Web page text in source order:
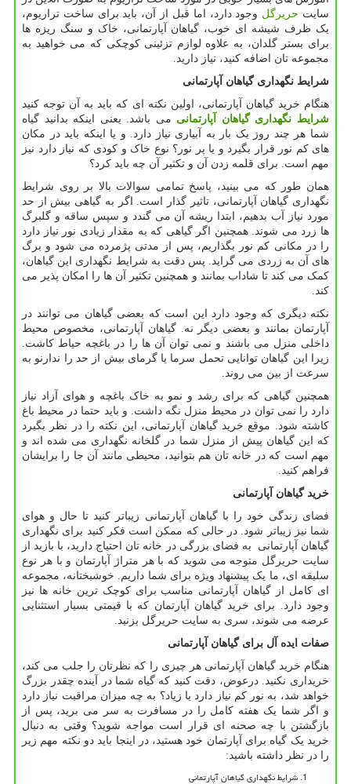
سایت حریرگل وجود دارد، اما قبل از آن، باید برای ساخت تراریوم،
یک ظرف شیشه ای خوب، گیاهان آپارتمانی، خاک و سنگ ریزه ها
برای بستر گلدان، به علاوه لوازم تزئینی کوچکی که می خواهید به
مجموعه تان اضافه کنید، نیاز دارید.
شرایط نگهداری گیاهان آپارتمانی
هنگام خرید گیاهان آپارتمانی، اولین نکته ای که باید به آن توجه کنید
شرایط نگهداری گیاهان آپارتمانی می باشد. یعنی اینکه بدانید گیاه
شما هر چند روز یک بار به آبیاری نیاز دارد. و یا اینکه باید در مکان
های کم نور قرار بگیرد و یا پر نور؟ نوع خاک و کودی که نیاز دارد نیز
مهم است. برای قلمه زدن آن و تکثیر آن چه باید کرد؟
همان طور که می بینید، پاسخ تمامی سوالات بالا بر روی شرایط
نگهداری گیاهان آپارتمانی، تاثیر گذار است. اگر به گیاهی بیش از حد
مورد نیاز آب بدهیم، ابتدا ریشه آن می گندد و سپس ساقه و گلبرگ
ها زرد می شوند. همچنین اگر گیاهی که به مقدار زیادی نور نیاز دارد
را در مکانی کم نور بگذاریم، پس از مدتی پژمرده می شود و برگ
های آن به زردی می گراید. پس دقت به شرایط نگهداری این گیاهان،
کمک می کند تا شاداب بمانند و همچنین تکثیر آن ها را امکان پذیر می
کند.
نکته دیگری که وجود دارد این است که بعضی گیاهان می توانند در
آپارتمان بمانند و بعضی دیگر نه. گیاهان آپارتمانی، مخصوص محیط
داخلی منزل می باشند و نمی توان آن ها را در باغچه حیاط کاشت.
زیرا این گیاهان توانایی تحمل سرما یا گرمای بیش از حد را ندارنو به
سرعت از بین می روند.
همچنین گیاهی که برای رشد و نمو به خاک باغچه و هوای آزاد نیاز
دارد را نمی توان در محیط منزل نگه داشت. و باید حتما در محیط باغ
کاشته شود. موقع خرید گیاهان آپارتمانی، این نکته را در نظر بگیرد
که این گیاهان پیش از منزل شما در گلخانه نگهداری می شده اند و
مهم است که در خانه تان هم بتوانید، محیطی مانند آن جا را برایشان
فراهم کنید.
خرید گیاهان آپارتمانی
فضای زندگی خود را با گیاهان آپارتمانی زیباتر کنید تا حال و هوای
شما نیز زیباتر شود. در حالی که ممکن است فکر کنید برای نگهداری
گیاهان آپارتمانی به فضای بزرگی در خانه تان احتیاج دارید، با بازید از
سایت حریرگل متوجه می شوید که با هر متراژ آپارتمان و با هر نوع
سلیقه ای، ما یک پیشنهاد ویژه برای شما داریم. خوشبختانه، مجموعه
ای کامل از گیاهان آپارتمانی مناسب برای کوچک ترین خانه ها نیز
وجود دارد. برای خرید گیاهان آپارتمان که با قیمتی بسیار استثنایی
عرضه می شوند، سری به سایت حریرگل بزنید.
صفات ایده آل برای گیاهان آپارتمانی
هنگام خرید گیاهان آپارتمانی هر چیزی را که نظرتان را جلب می کند،
خریداری نکنید. درعوض، دقت کنید که گیاه شما در آینده چقدر بزرگ
خواهد شد، به نور کم نیاز دارد یا زیاد؟ به چه میزان مراقبت نیاز دارد
و اگر شما یک هفته کامل را در مسافرت به سر می برید، پس از
بازگشتن با چه صحنه ای قرار است مواجه شوید؟ وقتی به دنبال
خرید یک گیاه برای آپارتمان خود هستید، در اینجا باید دو نکته مهم زیر
را در نظر داشته باشید:
شرایط نگهداری گیاهان آپارتمانی